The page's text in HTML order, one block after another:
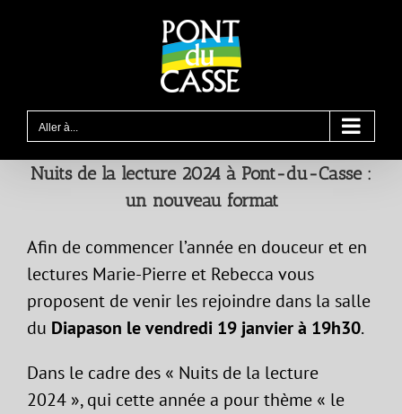
Aller à...
Nuits de la lecture 2024 à Pont-du-Casse :
un nouveau format
Afin de commencer l’année en douceur et en
lectures Marie-Pierre et Rebecca vous
proposent de venir les rejoindre dans la salle
du Diapason le vendredi 19 janvier à 19h30.
Dans le cadre des « Nuits de la lecture
2024 », qui cette année a pour thème « le